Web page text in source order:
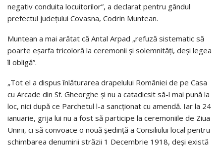
negativ conduita locuitorilor”, a declarat pentru gândul
prefectul judeţului Covasna, Codrin Muntean.
Muntean a mai arătat că Antal Arpad „refuză sistematic să
poarte eşarfa tricoloră la ceremonii şi solemnităţi, deşi legea
îl obligă”.
„Tot el a dispus înlăturarea drapelului României de pe Casa
cu Arcade din Sf. Gheorghe şi nu a catadicsit să-l mai pună la
loc, nici după ce Parchetul l-a sancţionat cu amendă. Iar la 24
ianuarie, grija lui nu a fost să participe la ceremoniile de Ziua
Unirii, ci să convoace o nouă şedinţă a Consiliului local pentru
schimbarea denumirii străzii 1 Decembrie 1918, deşi există